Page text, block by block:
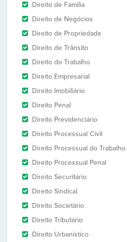
Direito de Família
Direito de Negócios
Direito de Propriedade
Direito de Trânsito
Direito do Trabalho
Direito Empresarial
Direito Imobiliário
Direito Penal
Direito Previdenciário
Direito Processual Civil
Direito Processual do Trabalho
Direito Processual Penal
Direito Securitário
Direito Sindical
Direito Societário
Direito Tributário
Direito Urbanístico